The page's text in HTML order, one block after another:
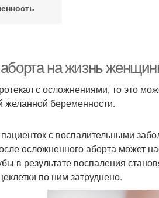
на жизнь
с осложнениями, то это
беременности.
с воспалительными
осложненного аборта может
в результате воспаления
по ним затруднено.